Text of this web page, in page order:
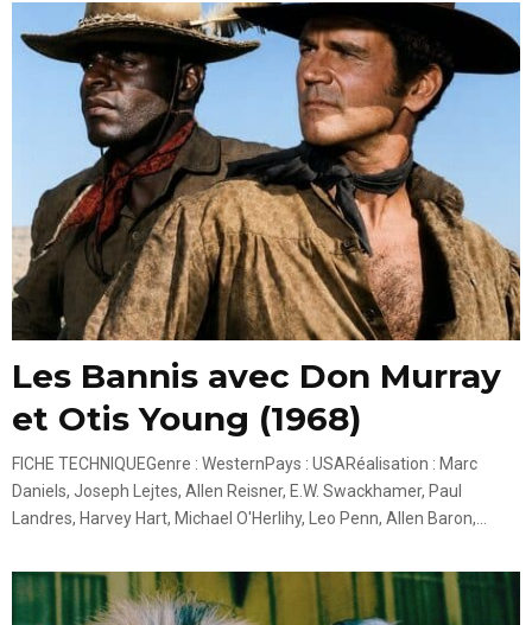
Les Bannis avec Don Murray
et Otis Young (1968)
FICHE TECHNIQUEGenre : WesternPays : USARéalisation : Marc
Daniels, Joseph Lejtes, Allen Reisner, E.W. Swackhamer, Paul
Landres, Harvey Hart, Michael O'Herlihy, Leo Penn, Allen Baron,...